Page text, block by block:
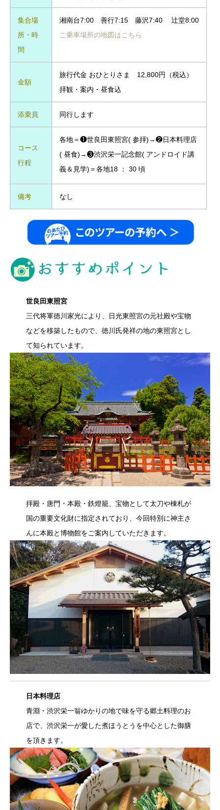
集合場
所・時
間
湘南台7:00 善行7:15 藤沢7:40 辻堂8:00
ご乗車場所の地図はこちら
金額
旅行代金 おひとりさま 12,800円（税込）
拝観・案内・昼食込
添乗員 同行します
コース
行程
各地＝❶世良田東照宮( 参拝)→❷日本料理店
( 昼食)→❸渋沢栄一記念館( アンドロイド講
義＆見学)＝各地18 ： 30 頃
備考 なし
世良田東照宮
三代将軍徳川家光により、日光東照宮の元社殿や宝物
などを移築したもので、徳川氏発祥の地の東照宮とし
て知られています。
拝殿・唐門・本殿・鉄燈籠、宝物として太刀や棟札が
国の重要文化財に指定されており、今回特別に神主さ
んに本殿と博物館をご案内していただきます。
日本料理店
青淵・渋沢栄一翁ゆかりの地で味を守る郷土料理のお
店で、渋沢栄一が愛した煮ほうとうを中心とした御膳
を頂きます。